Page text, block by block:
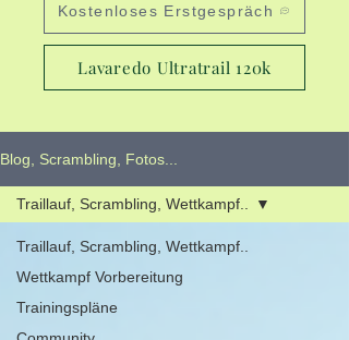
Kostenloses Erstgespräch
Lavaredo Ultratrail 120k
Blog, Scrambling, Fotos...
Traillauf, Scrambling, Wettkampf..
Wettkampf Vorbereitung
Trainingspläne
Traillauf, Scrambling, Wettkampf..